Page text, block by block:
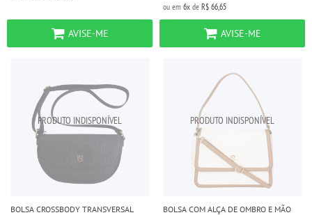
AVISE-ME
ou em 6x de R$ 66,65
AVISE-ME
BOLSA CROSSBODY TRANSVERSAL
BOLSA COM ALÇA DE OMBRO E MÃO